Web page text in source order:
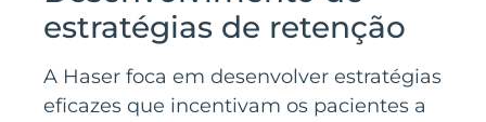
estratégias de retenção
A Haser foca em desenvolver estratégias
eficazes que incentivam os pacientes a